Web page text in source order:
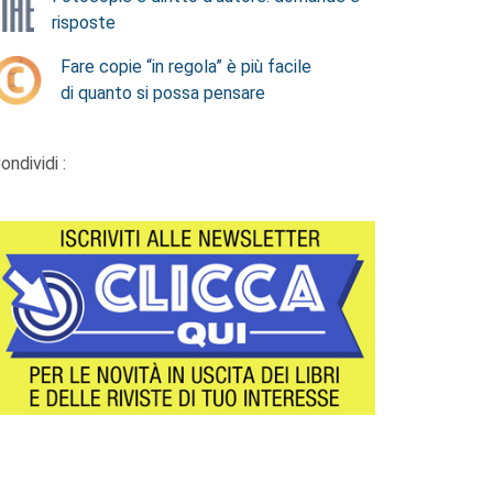
risposte
Fare copie “in regola” è più facile
di quanto si possa pensare
: